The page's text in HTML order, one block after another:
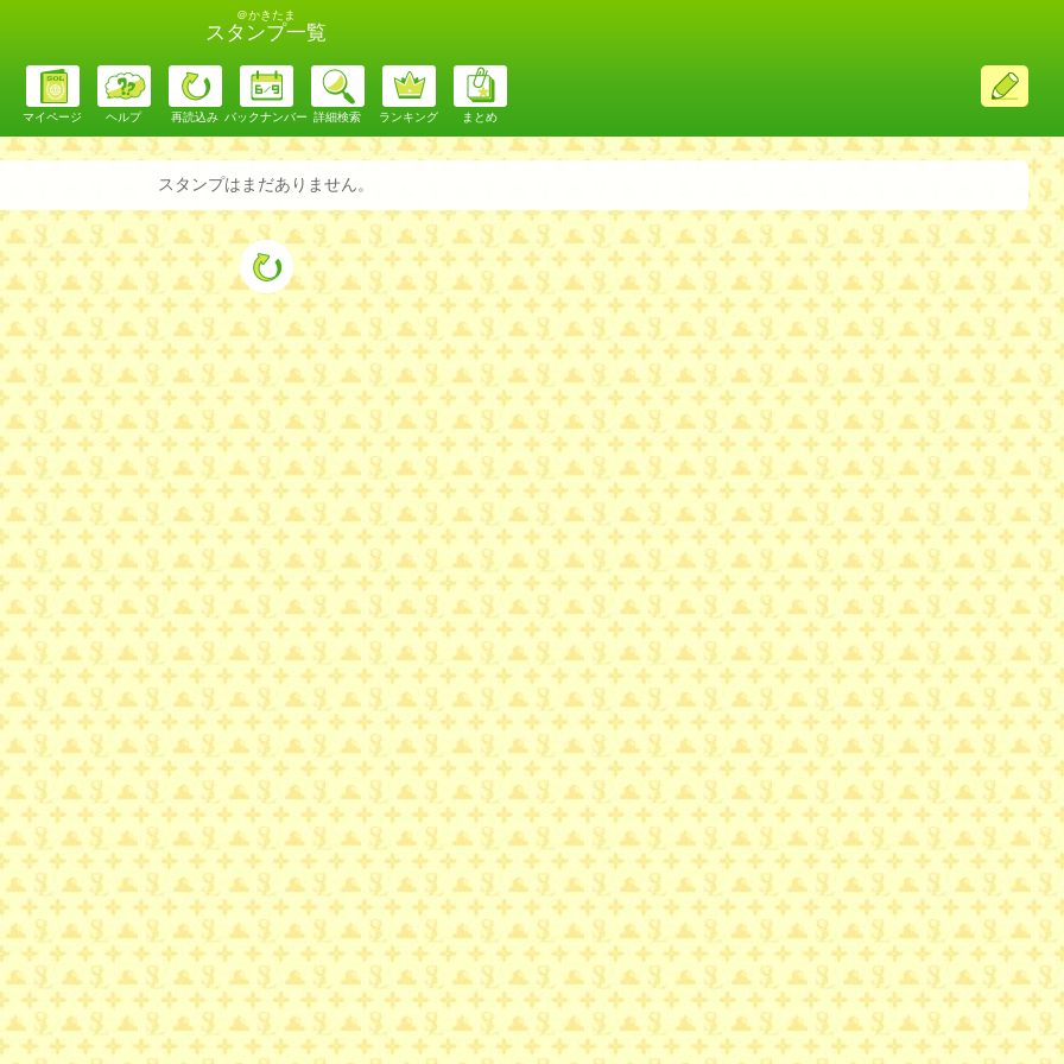
＠かきたま
スタンプ一覧
ス
レ
投
マイページ ヘルプ 再読込み バックナンバー 詳細検索 ランキング まとめ
スタンプはまだありません。